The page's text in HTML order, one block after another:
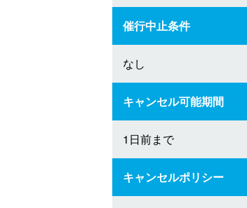
催行中止条件
なし
キャンセル可能期間
1日前まで
キャンセルポリシー